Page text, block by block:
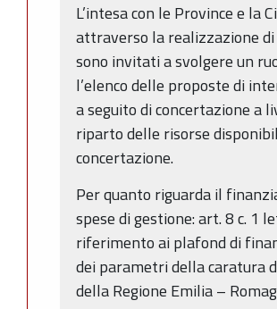
L’intesa con le Province e
attraverso la realizzazione
sono invitati a svolgere un
l’elenco delle proposte di
a seguito di concertazione a
riparto delle risorse
concertazione.
Per quanto riguarda il
spese di gestione: art. 8 c. 1
riferimento ai plafond di
dei parametri della caratura
della Regione Emilia –